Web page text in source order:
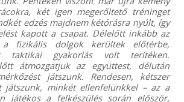
két igen megerőltető tréninget
edzés majdnem kétórásra nyúlt, így
kapott a csapat. Délelőtt inkább az
fizikális dolgok kerültek előtérbe,
taktikai gyakorlás volt terítéken.
átmozgatjuk az együttest, délután
játszunk. Rendesen, kétszer
játszunk, minkét ellenfelünkkel – az a
játékos a felkészülés során először,